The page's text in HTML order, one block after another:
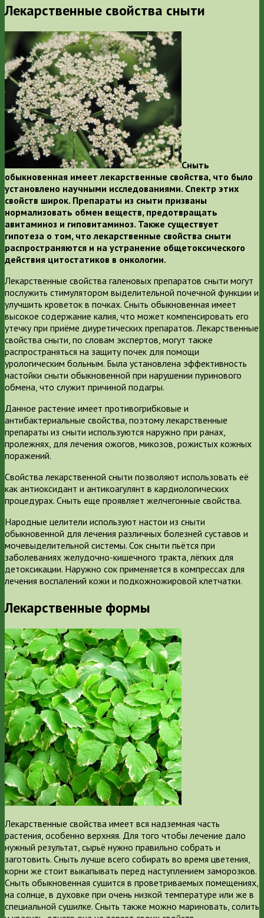
Лекарственные свойства сныти
Сныть
обыкновенная имеет лекарственные свойства, что было
установлено научными исследованиями. Спектр этих
свойств широк. Препараты из сныти призваны
нормализовать обмен веществ, предотвращать
авитаминоз и гиповитаминоз. Также существует
гипотеза о том, что лекарственные свойства сныти
распространяются и на устранение общетоксического
действия цитостатиков в онкологии.
Лекарственные свойства галеновых препаратов сныти могут
послужить стимулятором выделительной почечной функции и
улучшить кроветок в почках. Сныть обыкновенная имеет
высокое содержание калия, что может компенсировать его
утечку при приёме диуретических препаратов. Лекарственные
свойства сныти, по словам экспертов, могут также
распространяться на защиту почек для помощи
урологическим больным. Была установлена эффективность
настойки сныти обыкновенной при нарушении пуринового
обмена, что служит причиной подагры.
Данное растение имеет противогрибковые и
антибактериальные свойства, поэтому лекарственные
препараты из сныти используются наружно при ранах,
пролежнях, для лечения ожогов, микозов, рожистых кожных
поражений.
Свойства лекарственной сныти позволяют использовать её
как антиоксидант и антикоагулянт в кардиологических
процедурах. Сныть еще проявляет желчегонные свойства.
Народные целители используют настои из сныти
обыкновенной для лечения различных болезней суставов и
мочевыделительной системы. Сок сныти пьётся при
заболеваниях желудочно-кишечного тракта, лёгких для
детоксикации. Наружно сок применяется в компрессах для
лечения воспалений кожи и подкожножировой клетчатки.
Лекарственные формы
Лекарственные свойства имеет вся надземная часть
растения, особенно верхняя. Для того чтобы лечение дало
нужный результат, сырьё нужно правильно собрать и
заготовить. Сныть лучше всего собирать во время цветения,
корни же стоит выкапывать перед наступлением заморозков.
Сныть обыкновенная сушится в проветриваемых помещениях,
на солнце, в духовке при очень низкой температуре или же в
специальной сушилке. Сныть также можно мариновать, солить